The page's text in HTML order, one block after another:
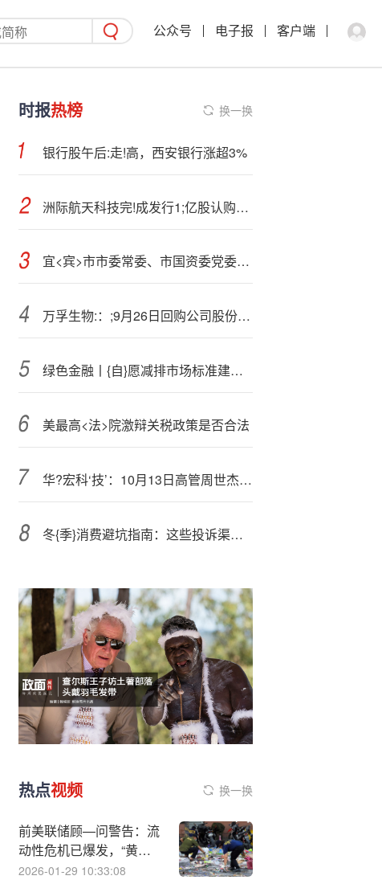
公众号 电子报 客户端
时报热榜 换一换
银行股午后:走!高，西安银行涨超3%
洲际航天科技完!成发行1;亿股认购股份 净筹约6450万港元
宜<宾>市市委常委、市国资委党委书记刘乃贵一行到访国联股份
万孚生物:：;9月26日回购公司股份数量为13000股
绿色金融丨{自}愿减排市场标准建设加速
美最高<法>院激辩关税政策是否合法
华?宏科‘技’：10月13日高管周世杰减持股份合计40.97万股
冬{季}消费避坑指南：这些投诉渠道你一定要知道
热点视频 换一换
前美联储顾—问警告：流
动性危机已爆发，“黄金
抛售”是重要信号
2026-01-29 10:33:08